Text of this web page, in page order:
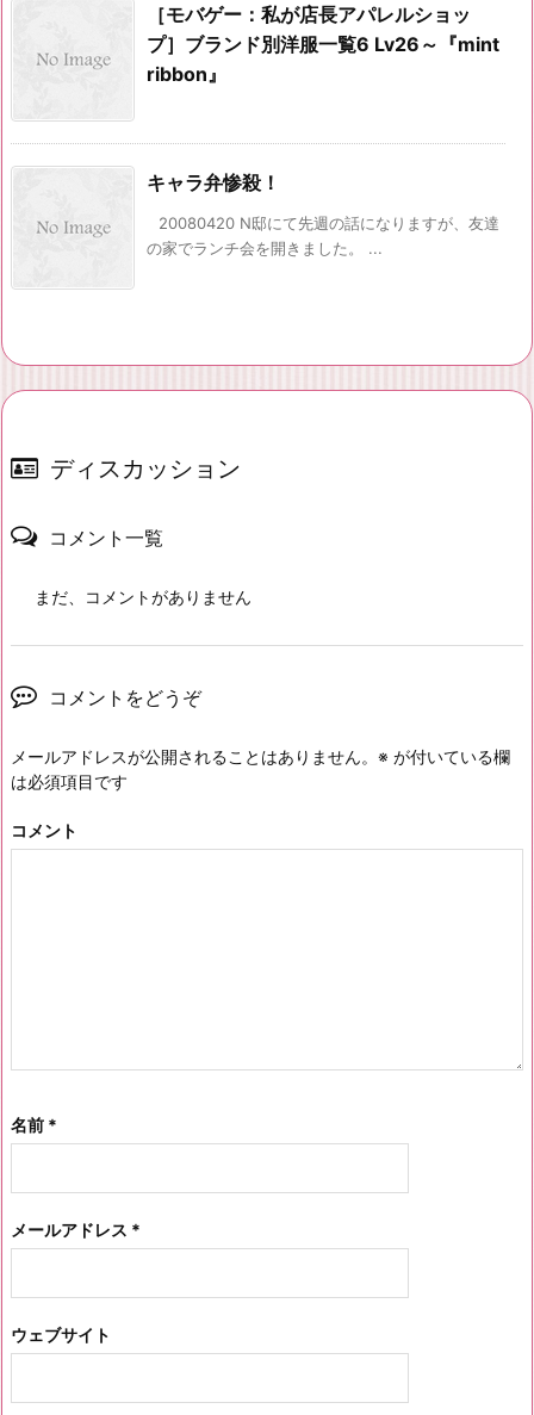
［モバゲー：私が店長アパレルショッ
プ］ブランド別洋服一覧6 Lv26～『mint
ribbon』
キャラ弁惨殺！
20080420 N邸にて先週の話になりますが、友達
の家でランチ会を開きました。 ...
ディスカッション
コメント一覧
まだ、コメントがありません
コメントをどうぞ
メールアドレスが公開されることはありません。 ※ が付いている欄
は必須項目です
コメント
名前 *
メールアドレス *
ウェブサイト